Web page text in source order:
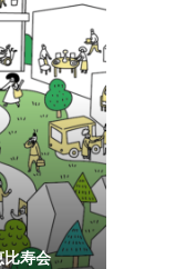
比寿会